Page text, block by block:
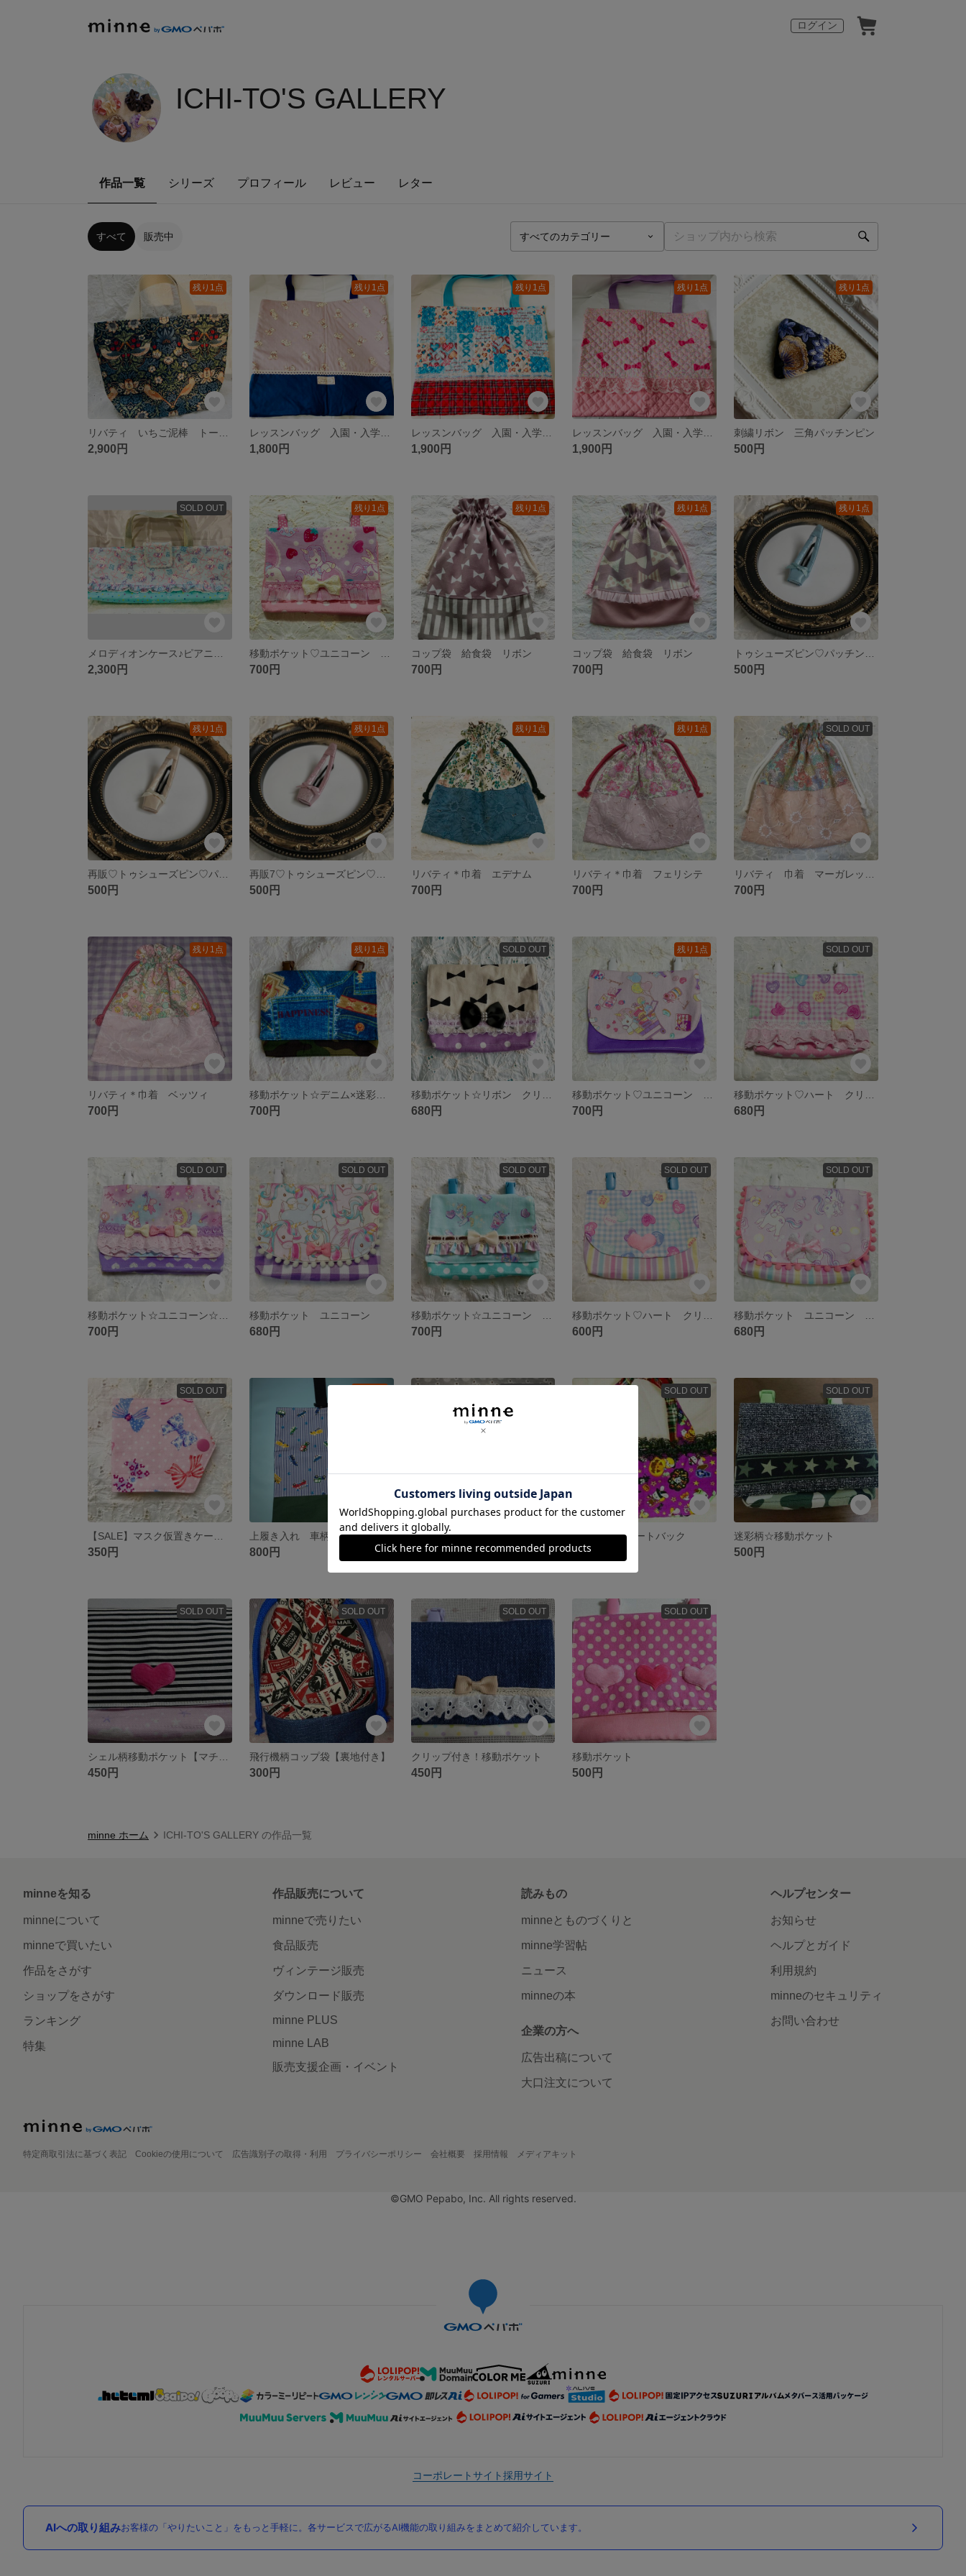
ログイン
ICHI-TO'S GALLERY
作品一覧 シリーズ プロフィール レビュー レター
すべて 販売中
残り1点
2,900円
残り1点
1,800円
残り1点
1,900円
残り1点
1,900円
残り1点
刺繍リボン 三角パッチンピン
500円
SOLD OUT
2,300円
残り1点
700円
残り1点
コップ袋 給食袋 リボン
700円
残り1点
コップ袋 給食袋 リボン
700円
残り1点
500円
残り1点
500円
残り1点
500円
残り1点
リバティ＊巾着 エデナム
700円
残り1点
リバティ＊巾着 フェリシテ
700円
SOLD OUT
700円
残り1点
リバティ＊巾着 ベッツィ
700円
残り1点
移動ポケット☆デニム×迷彩柄 クリップ付き
700円
SOLD OUT
680円
残り1点
700円
SOLD OUT
680円
SOLD OUT
700円
SOLD OUT
移動ポケット ユニコーン
680円
SOLD OUT
700円
SOLD OUT
600円
SOLD OUT
680円
SOLD OUT
350円
上履き入れ 車柄
800円
移動ポケット 女の子 リボン
600円
SOLD OUT
ハロウィン トートバック
380円
SOLD OUT
迷彩柄☆移動ポケット
500円
SOLD OUT
450円
SOLD OUT
飛行機柄コップ袋【裏地付き】
300円
SOLD OUT
クリップ付き！移動ポケット
450円
SOLD OUT
移動ポケット
500円
minne ホーム ICHI-TO'S GALLERY の作品一覧
minneを知る
minneについて
minneで買いたい
作品をさがす
ショップをさがす
ランキング
特集
作品販売について
minneで売りたい
食品販売
ヴィンテージ販売
ダウンロード販売
minne PLUS
minne LAB
販売支援企画・イベント
読みもの
minneとものづくりと
minne学習帖
ニュース
minneの本
企業の方へ
広告出稿について
大口注文について
ヘルプセンター
お知らせ
ヘルプとガイド
利用規約
minneのセキュリティ
お問い合わせ
特定商取引法に基づく表記 Cookieの使用について 広告識別子の取得・利用 プライバシーポリシー 会社概要 採用情報 メディアキット
©GMO Pepabo, Inc. All rights reserved.
コーポレートサイト採用サイト
AIへの取り組みお客様の「やりたいこと」をもっと手軽に。各サービスで広がるAI機能の取り組みをまとめて紹介しています。